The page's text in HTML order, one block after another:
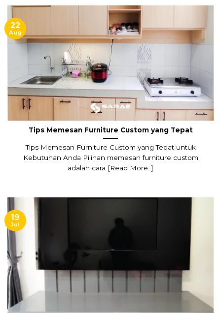
Tips Memesan Furniture Custom yang Tepat
Tips Memesan Furniture Custom yang Tepat untuk
Kebutuhan Anda Pilihan memesan furniture custom
adalah cara [Read More..]
22
Aug
19
Jul